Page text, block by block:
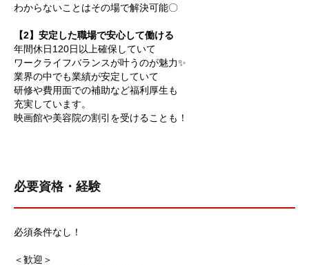
わからないことはその場で解決可能〇
【2】安定した職場で安心して働ける
年間休日120日以上確保していて
ワークライフバランスが叶うのが魅力✨
業界の中でも業績が安定していて
研修や費用面での補助など福利厚生も
充実しています。
映画館や美容院の割引を受けることも！
必要資格・経験
必須条件なし！
＜歓迎＞